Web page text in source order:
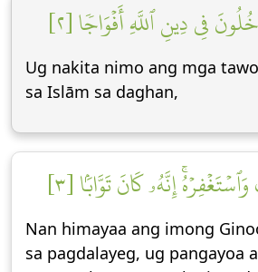
فِي دِينِ ٱللَّهِ أَفۡوَاجٗا [٢]
Ug nakita nimo ang mga
sa Islām sa daghan,
إِنَّهُۥ كَانَ تَوَّابَۢا [٣]
Nan himayaa ang imong
sa pagdalayeg, ug pangayoa